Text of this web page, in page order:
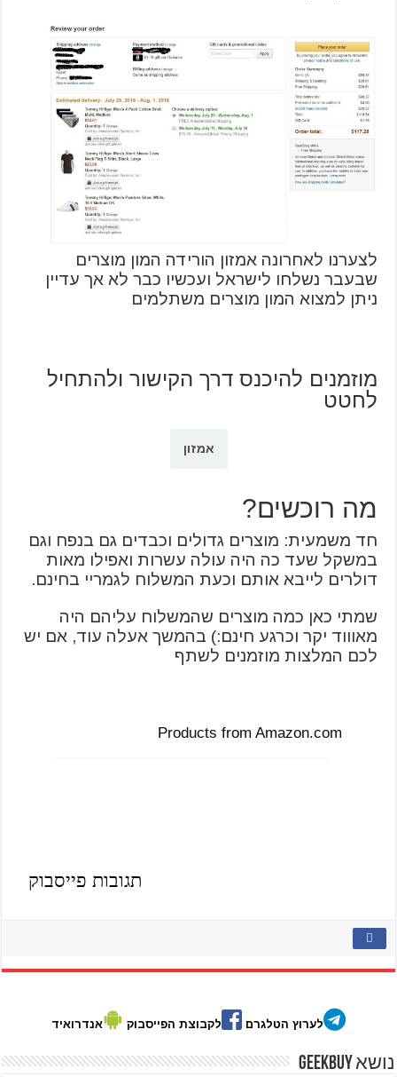
לצערנו לאחרונה אמזון הורידה המון מוצרים
שבעבר נשלחו לישראל ועכשיו כבר לא אך עדיין
ניתן למצוא המון מוצרים משתלמים
מוזמנים להיכנס דרך הקישור ולהתחיל
לחטט
אמזון
מה רוכשים?
חד משמעית: מוצרים גדולים וכבדים גם בנפח וגם
במשקל שעד כה היה עולה עשרות ואפילו מאות
דולרים לייבא אותם וכעת המשלוח לגמריי בחינם.
שמתי כאן כמה מוצרים שהמשלוח עליהם היה
מאוווד יקר וכרגע חינם:) בהמשך אעלה עוד, אם יש
לכם המלצות מוזמנים לשתף
Products from Amazon.com
תגובות פייסבוק
לערוץ הטלגרם לקבוצת הפייסבוק אנדרואיד
נושא GeekBuy